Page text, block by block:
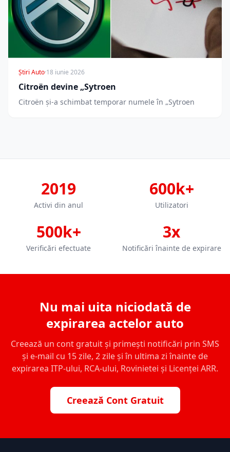
Știri Auto·18 iunie 2026
Citroën devine „Sytroen
Citroën și-a schimbat temporar numele în „Sytroen
2019
Activi din anul
600k+
Utilizatori
500k+
Verificări efectuate
3x
Notificări înainte de expirare
Nu mai uita niciodată de
expirarea actelor auto
Creează un cont gratuit și primești notificări prin SMS
și e-mail cu 15 zile, 2 zile și în ultima zi înainte de
expirarea ITP-ului, RCA-ului, Rovinietei și Licenței ARR.
Creează Cont Gratuit